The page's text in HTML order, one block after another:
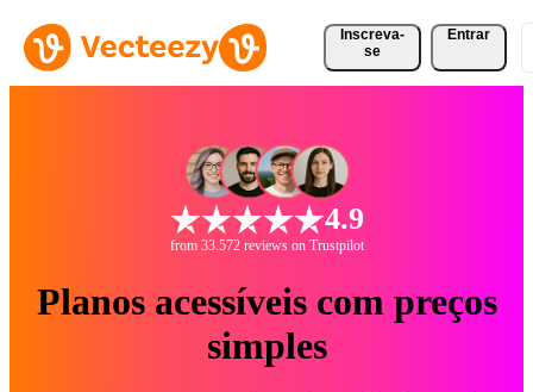
Inscreva-
se
Entrar
4.9
from 33.572 reviews on Trustpilot
Planos acessíveis com preços
simples